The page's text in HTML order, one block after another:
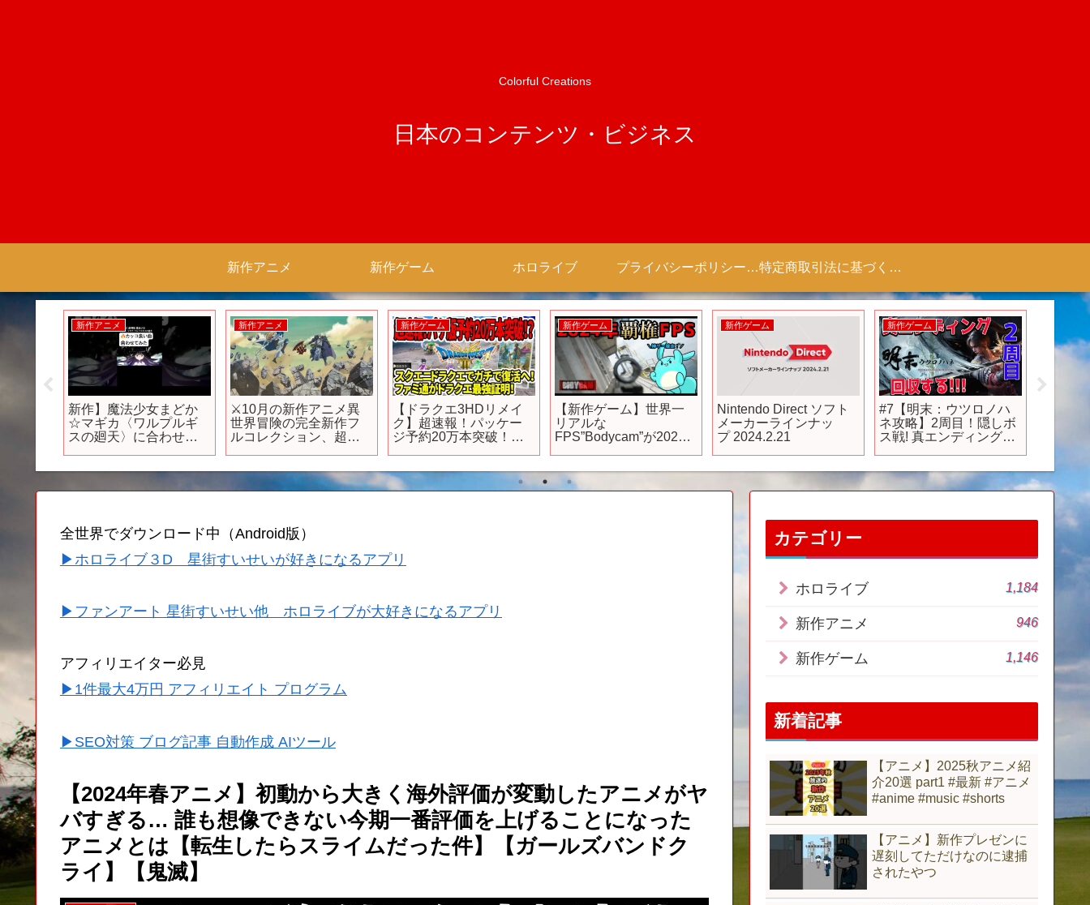
Colorful Creations
日本のコンテンツ・ビジネス
新作アニメ 新作ゲーム ホロライブ プライバシーポリシー 【Colorful Creation】 特定商取引法に基づく表記（商取引に関する開示）
新作アニメ
新作】魔法少女まどか
☆マギカ〈ワルプルギ
スの廻天〉に合わせて
新作アニメ
⚔️10月の新作アニメ異
世界冒険の完全新作フ
ルコレクション、超大
新作ゲーム
【ドラクエ3HDリメイ
ク】超速報！パッケー
ジ予約20万本突破！？
がドラクエ最強証明！
【任天堂switch2】
新作ゲーム
【新作ゲーム】世界一
リアルな
FPS”Bodycam”が2024
新作ゲーム
Nintendo Direct ソフト
メーカーラインナッ
プ 2024.2.21
新作ゲーム
#7【明末：ウツロノハ
ネ攻略】2周目！隠しボ
ス戦! 真エンディングま
Feathers/PS5pro】
選+20
全世界でダウンロード中（Android版）
▶ホロライブ３D 星街すいせいが好きになるアプリ
▶ファンアート 星街すいせい他 ホロライブが大好きになるアプリ
アフィリエイター必見
▶1件最大4万円 アフィリエイト プログラム
▶SEO対策 ブログ記事 自動作成 AIツール
【2024年春アニメ】初動から大きく海外評価が変動したアニメがヤ
バすぎる… 誰も想像できない今期一番評価を上げることになった
アニメとは【転生したらスライムだった件】【ガールズバンドク
ライ】【鬼滅】
カテゴリー
ホロライブ 1,184
新作アニメ 946
新作ゲーム 1,146
新着記事
【アニメ】2025秋アニメ紹
介20選 part1 #最新 #アニメ
#anime #music #shorts
【アニメ】新作プレゼンに
遅刻してただけなのに逮捕
されたやつ